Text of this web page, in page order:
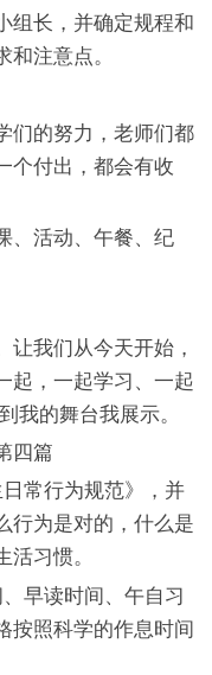
组长，并确定规程和
注意点。
们的努力，老师们都
个付出，都会有收
、活动、午餐、纪
让我们从今天开始，
起，一起学习、一起
我的舞台我展示。
四篇
常行为规范》，并
行为是对的，什么是
习惯。
早读时间、午自习
按照科学的作息时间